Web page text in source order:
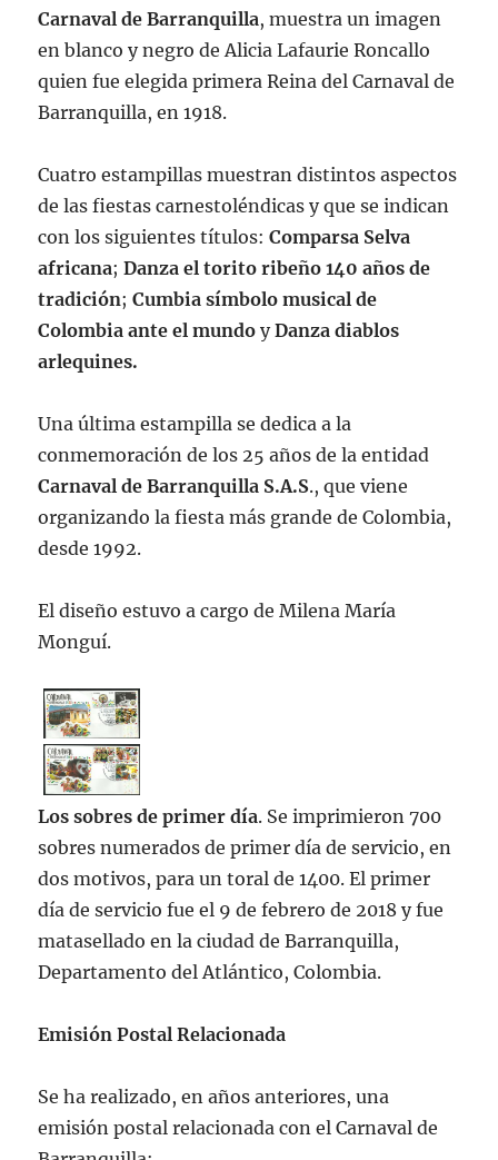
Carnaval de Barranquilla, muestra un imagen
en blanco y negro de Alicia Lafaurie Roncallo
quien fue elegida primera Reina del Carnaval de
Barranquilla, en 1918.
Cuatro estampillas muestran distintos aspectos
de las fiestas carnestoléndicas y que se indican
con los siguientes títulos:Comparsa Selva
africana;Danza el torito ribeño 140 años de
tradición;Cumbia símbolo musical de
Colombia ante el mundoyDanza diablos
arlequines.
Una última estampilla se dedica a la
conmemoración de los 25 años de la entidad
Carnaval de Barranquilla S.A.S., que viene
organizando la fiesta más grande de Colombia,
desde 1992.
El diseño estuvo a cargo de Milena María
Monguí.
Los sobres de primer día. Se imprimieron 700
sobres numerados de primer día de servicio, en
dos motivos, para un toral de 1400. El primer
día de servicio fue el 9 de febrero de 2018 y fue
matasellado en la ciudad de Barranquilla,
Departamento del Atlántico, Colombia.
Emisión Postal Relacionada
Se ha realizado, en años anteriores, una
emisión postal relacionada con el Carnaval de